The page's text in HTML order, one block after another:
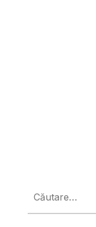
după: